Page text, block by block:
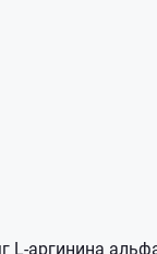
L-аргинина